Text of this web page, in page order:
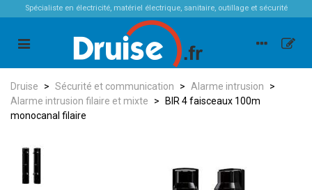
Spécialiste en électricité, matériel électrique, sanitaire, outillage et sécurité
Druise > Sécurité et communication > Alarme intrusion
>
Alarme intrusion filaire et mixte
>
BIR 4 faisceaux 100m
monocanal filaire